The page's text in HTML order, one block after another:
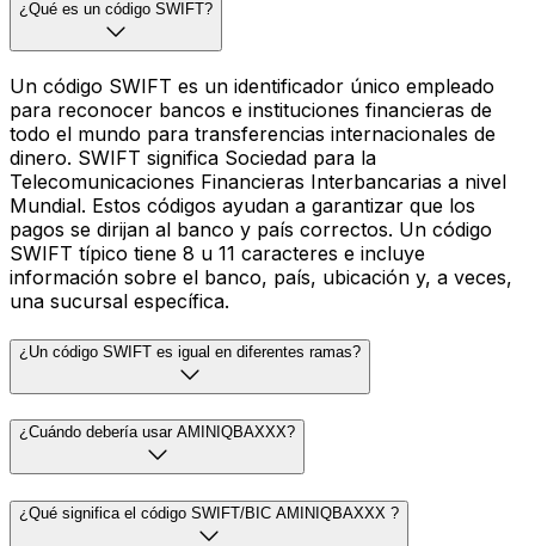
¿Qué es un código SWIFT?
Un código SWIFT es un identificador único empleado
para reconocer bancos e instituciones financieras de
todo el mundo para transferencias internacionales de
dinero. SWIFT significa Sociedad para la
Telecomunicaciones Financieras Interbancarias a nivel
Mundial. Estos códigos ayudan a garantizar que los
pagos se dirijan al banco y país correctos. Un código
SWIFT típico tiene 8 u 11 caracteres e incluye
información sobre el banco, país, ubicación y, a veces,
una sucursal específica.
¿Un código SWIFT es igual en diferentes ramas?
¿Cuándo debería usar AMINIQBAXXX?
¿Qué significa el código SWIFT/BIC AMINIQBAXXX ?